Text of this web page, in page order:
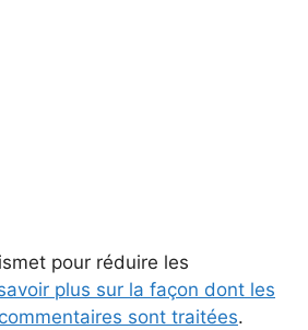
pour réduire les
plus sur la façon dont les
sont traitées.